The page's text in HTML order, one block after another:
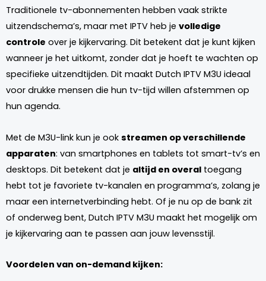
Traditionele tv-abonnementen hebben vaak strikte
uitzendschema’s, maar met IPTV heb je volledige
controle over je kijkervaring. Dit betekent dat je kunt kijken
wanneer je het uitkomt, zonder dat je hoeft te wachten op
specifieke uitzendtijden. Dit maakt Dutch IPTV M3U ideaal
voor drukke mensen die hun tv-tijd willen afstemmen op
hun agenda.
Met de M3U-link kun je ook streamen op verschillende
apparaten: van smartphones en tablets tot smart-tv’s en
desktops. Dit betekent dat je altijd en overal toegang
hebt tot je favoriete tv-kanalen en programma’s, zolang je
maar een internetverbinding hebt. Of je nu op de bank zit
of onderweg bent, Dutch IPTV M3U maakt het mogelijk om
je kijkervaring aan te passen aan jouw levensstijl.
Voordelen van on-demand kijken: